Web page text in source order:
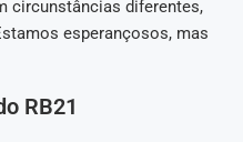
circunstâncias diferentes,
esperançosos, mas
RB21